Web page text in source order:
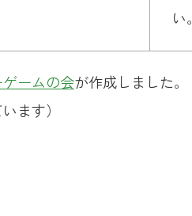
い。
ームの会が作成しました。
ます）